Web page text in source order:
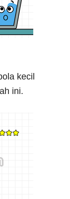
kecil
ini.